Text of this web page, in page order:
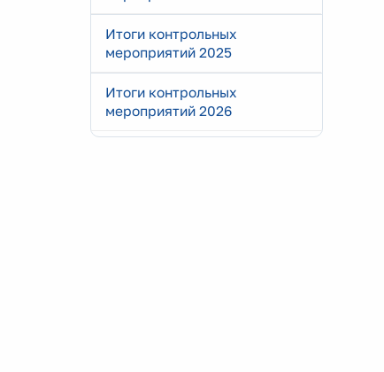
Итоги контрольных
мероприятий 2025
Итоги контрольных
мероприятий 2026